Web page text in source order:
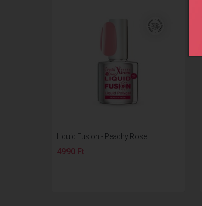
Liquid Fusion - Peachy Rose...
4990 Ft